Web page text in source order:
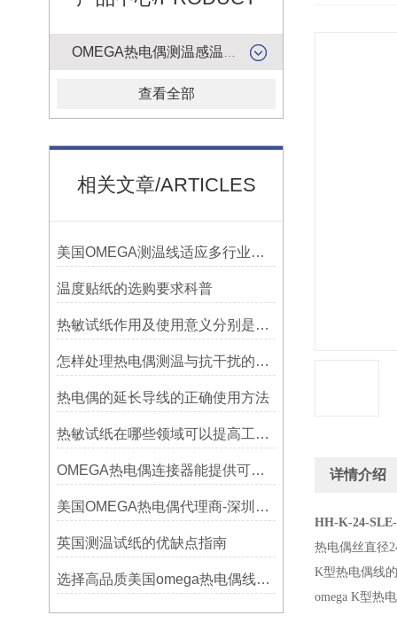
查看全部
相关文章/ARTICLES
美国OMEGA测温线适应多行业需求
温度贴纸的选购要求科普
热敏试纸作用及使用意义分别是什么？
怎样处理热电偶测温与抗干扰的问题
热电偶的延长导线的正确使用方法
热敏试纸在哪些领域可以提高工作效率？
OMEGA热电偶连接器能提供可靠的信号传输
美国OMEGA热电偶代理商-深圳鑫博恒业-热电偶测温感温线和插头插座连接器
英国测温试纸的优缺点指南
选择高品质美国omega热电偶线的要点？
详情介绍
HH-K-24-SLE-
热电偶丝直径
K型热电偶线
omega K型热